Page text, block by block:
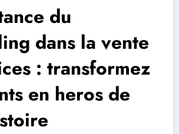
du
dans la vente
: transformez
en heros de